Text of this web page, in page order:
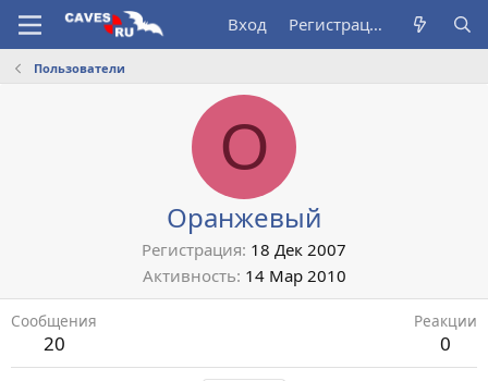
Вход Регистрация
Пользователи
О
Оранжевый
Регистрация 18 Дек 2007
Активность 14 Мар 2010
Сообщения
20
Реакции
0